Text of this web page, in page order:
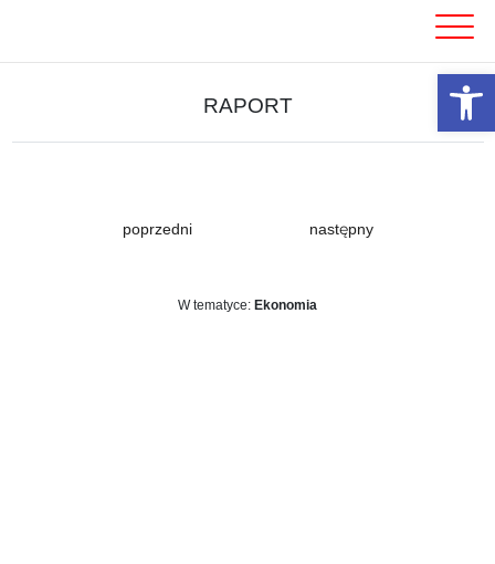
RAPORT
poprzedni następny
W tematyce: Ekonomia